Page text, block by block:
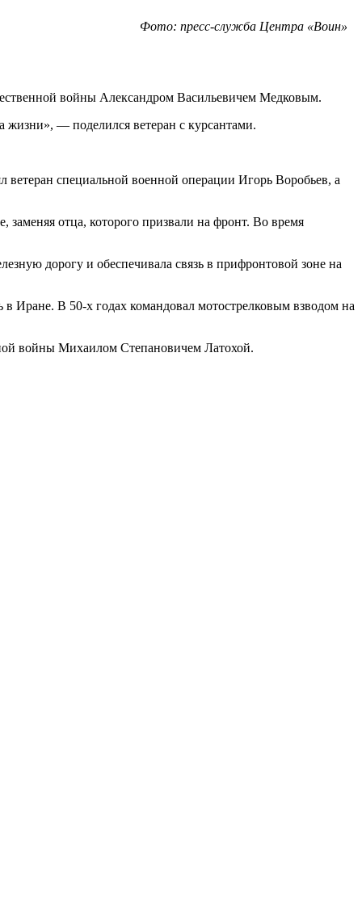
Фото: пресс-служба Центра «Воин»
войны Александром Васильевичем Медковым.
жизни», — поделился ветеран с курсантами.
специальной военной операции Игорь Воробьев, а
отца, которого призвали на фронт. Во время
дорогу и обеспечивала связь в прифронтовой зоне на
Иране. В 50-х годах командовал мотострелковым взводом на
войны Михаилом Степановичем Латохой.